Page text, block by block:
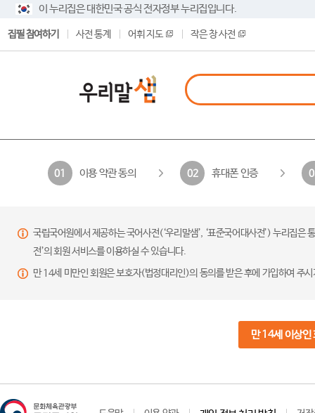
이 누리집은 대한민국 공식 전자정부 누리집입니다.
집필 참여하기 사전 통계 어휘 지도 작은 창 사전
01 이용 약관 동의 02 휴대폰 인증
국립국어원에서 제공하는 국어사전(‘우리말샘’, ‘표준국어대사전’) 누리집
전’의 회원 서비스를 이용하실 수 있습니다.
만 14세 미만인 회원은 보호자(법정대리인)의 동의를 받은 후에 가입하여 주
만 14세 이상인